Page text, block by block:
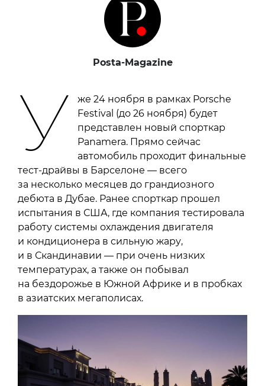
Posta-Magazine
У
же 24 ноября в рамках Porsche
Festival (до 26 ноября) будет
представлен новый спорткар
Panamera. Прямо сейчас
автомобиль проходит финальные
тест-драйвы в Барселоне — всего
за несколько месяцев до грандиозного
дебюта в Дубае. Ранее спорткар прошел
испытания в США, где компания тестировала
работу системы охлаждения двигателя
и кондиционера в сильную жару,
и в Скандинавии — при очень низких
температурах, а также он побывал
на бездорожье в Южной Африке и в пробках
в азиатских мегаполисах.